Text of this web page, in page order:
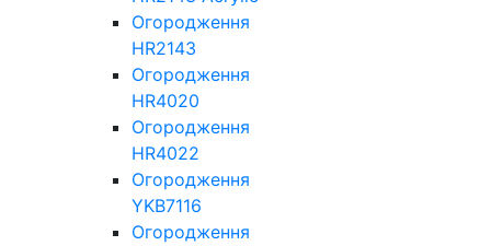
Огородження
HR2143
Огородження
HR4020
Огородження
HR4022
Огородження
YKB7116
Огородження